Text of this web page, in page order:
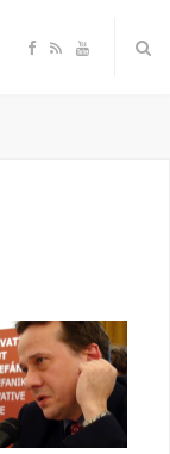
F
o
o
R Y
b
e